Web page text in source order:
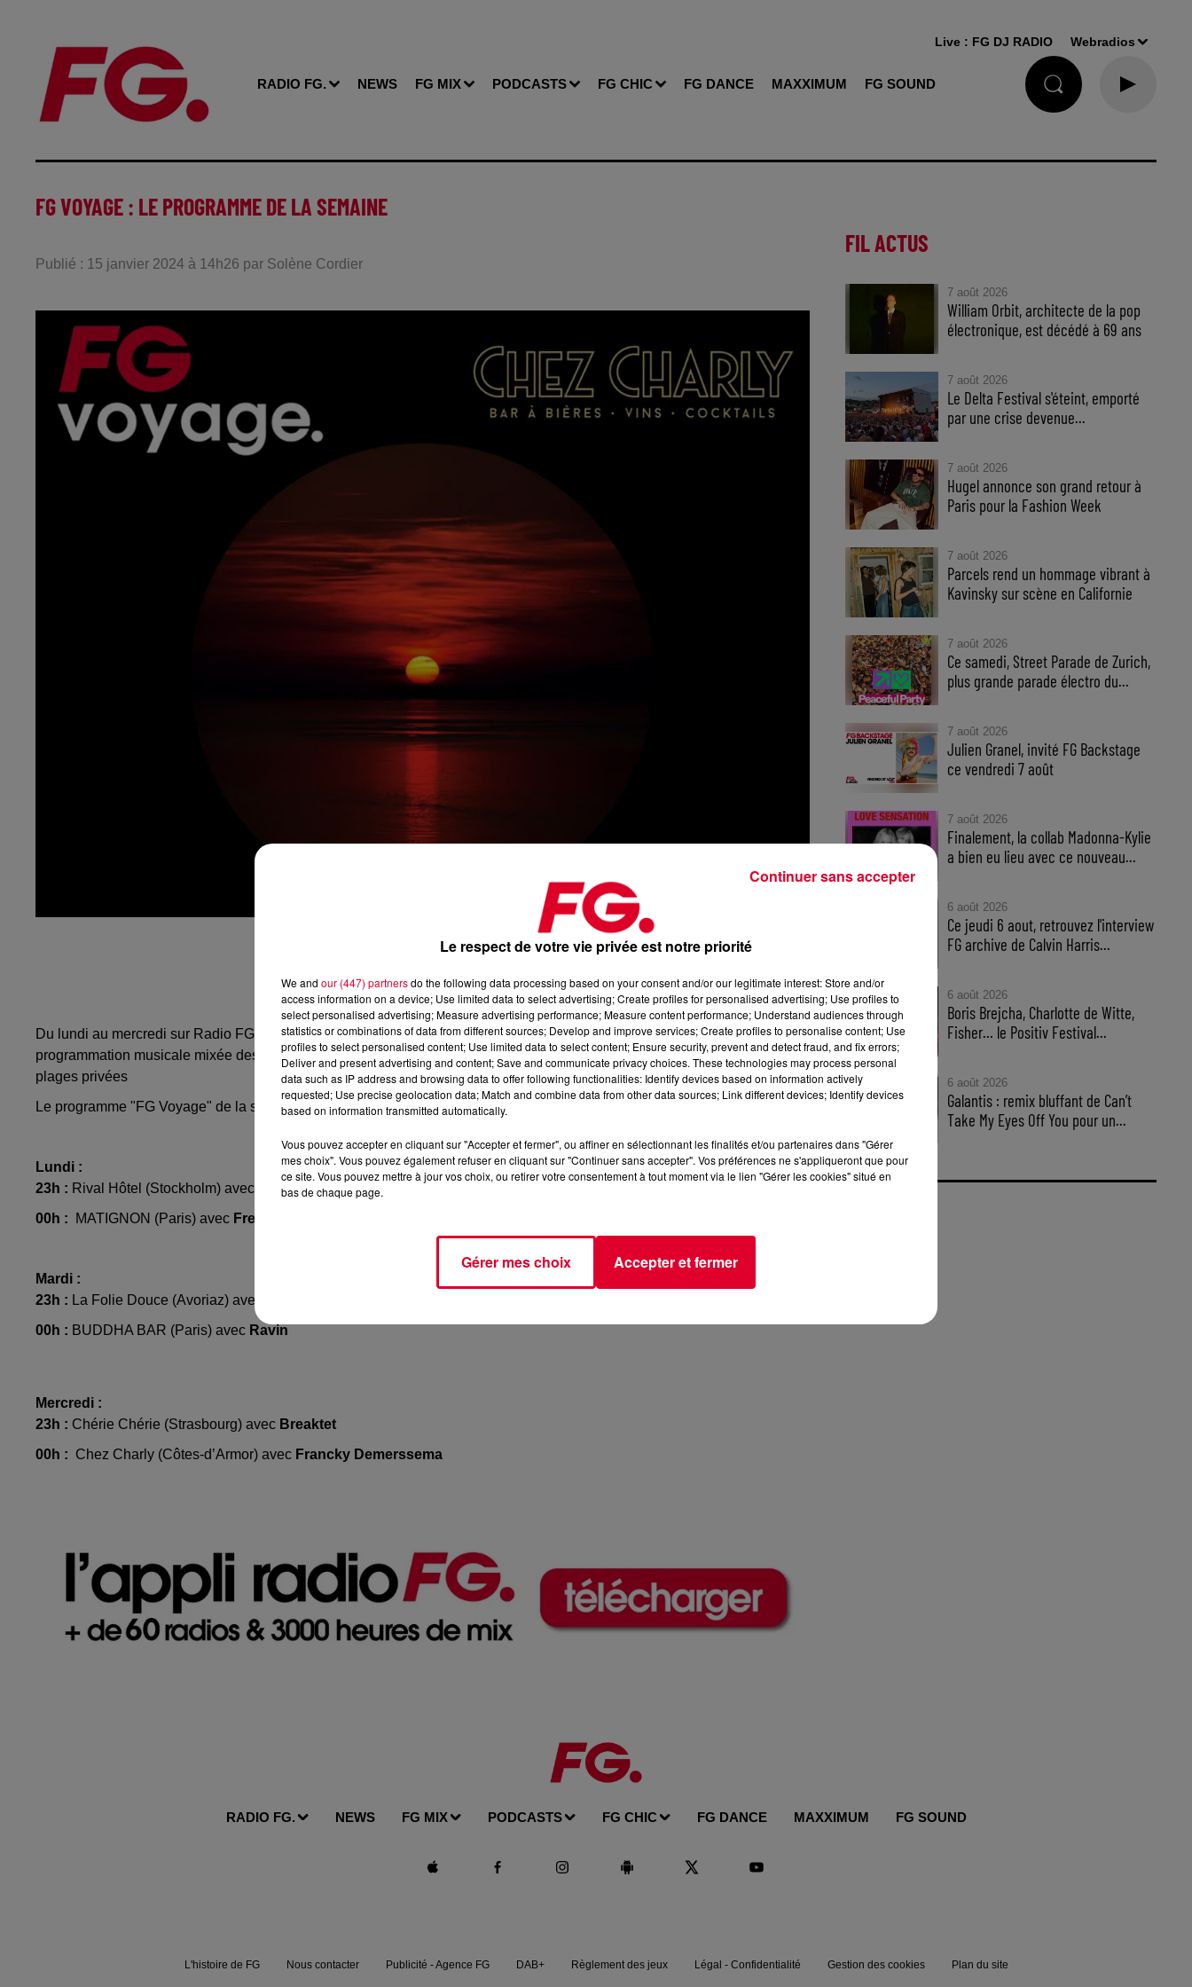
RADIO FG. NEWS FG MIX PODCASTS FG CHIC FG DANCE MAXXIMUM FG SOUND
Live : FG DJ RADIO Webradios
FG VOYAGE : LE PROGRAMME DE LA SEMAINE
Publié : 15 janvier 2024 à 14h26 par Solène Cordier
Crédit :
Du lundi au mercredi sur Radio FG, à partir de 23 heures, «FG Voyage» vous fait partager en DJ set l’ambiance et la
programmation musicale mixée des
plus beaux lieux de la planète: restaurants, boutique-hôtels et palaces, rooftops et
plages privées
Le programme "FG Voyage" de la semaine :
Lundi :
23h : Rival Hôtel (Stockholm) avec
Carlos Norlén
00h :
MATIGNON (Paris) avec Fredelux
Mardi :
23h : La Folie Douce (Avoriaz) avec
00h : BUDDHA BAR (Paris) avec Ravin
Mercredi :
23h : Chérie Chérie (Strasbourg) avec Breaktet
00h : Chez Charly (Côtes-d’Armor) avec Francky Demerssema
FIL ACTUS
7 août 2026
William Orbit, architecte de la pop
électronique, est décédé à 69 ans
7 août 2026
Le Delta Festival s'éteint, emporté
par une crise devenue...
7 août 2026
Hugel annonce son grand retour à
Paris pour la Fashion Week
7 août 2026
Parcels rend un hommage vibrant à
Kavinsky sur scène en Californie
7 août 2026
Ce samedi, Street Parade de Zurich,
plus grande parade électro du...
7 août 2026
Julien Granel, invité FG Backstage
ce vendredi 7 août
7 août 2026
Finalement, la collab Madonna-Kylie
a bien eu lieu avec ce nouveau...
6 août 2026
Ce jeudi 6 aout, retrouvez l'interview
FG archive de Calvin Harris...
6 août 2026
Boris Brejcha, Charlotte de Witte,
Fisher… le Positiv Festival...
6 août 2026
Galantis : remix bluffant de Can’t
Take My Eyes Off You pour un...
RADIO FG. NEWS FG MIX PODCASTS FG CHIC FG DANCE MAXXIMUM FG SOUND
L'histoire de FG Nous contacter Publicité - Agence FG DAB+ Règlement des jeux Légal - Confidentialité Gestion des cookies Plan du site
Le respect de votre vie privée est notre priorité
We and our (447) partnersdo the following data processing based on your consent and/or our legitimate interest: Store and/or
access information on a device; Use limited data to select advertising; Create profiles for personalised advertising; Use profiles to
select personalised advertising; Measure advertising performance; Measure content performance; Understand audiences through
statistics or combinations of data from different sources; Develop and improve services; Create profiles to personalise content; Use
profiles to select personalised content; Use limited data to select content; Ensure security, prevent and detect fraud, and fix errors;
Deliver and present advertising and content; Save and communicate privacy choices. These technologies may process personal
data such as IP address and browsing data to offer following functionalities: Identify devices based on information actively
requested; Use precise geolocation data; Match and combine data from other data sources; Link different devices; Identify devices
based on information transmitted automatically.
Vous pouvez accepter en cliquant sur "Accepter et fermer", ou affiner en sélectionnant les finalités et/ou partenaires dans "Gérer
mes choix". Vous pouvez également refuser en cliquant sur "Continuer sans accepter". Vos préférences ne s'appliqueront que pour
ce site. Vous pouvez mettre à jour vos choix, ou retirer votre consentement à tout moment via le lien "Gérer les cookies" situé en
bas de chaque page.
Gérer mes choix Accepter et fermer
Continuer sans accepter